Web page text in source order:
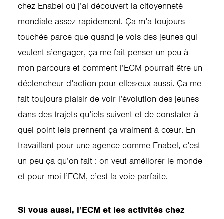
chez Enabel où j’ai découvert la citoyenneté
mondiale assez rapidement. Ça m’a toujours
touchée parce que quand je vois des jeunes qui
veulent s’engager, ça me fait penser un peu à
mon parcours et comment l’ECM pourrait être un
déclencheur d’action pour elles·eux aussi. Ça me
fait toujours plaisir de voir l’évolution des jeunes
dans des trajets qu’iels suivent et de constater à
quel point iels prennent ça vraiment à cœur. En
travaillant pour une agence comme Enabel, c’est
un peu ça qu’on fait : on veut améliorer le monde
et pour moi l’ECM, c’est la voie parfaite.
Si vous aussi, l’ECM et les activités chez